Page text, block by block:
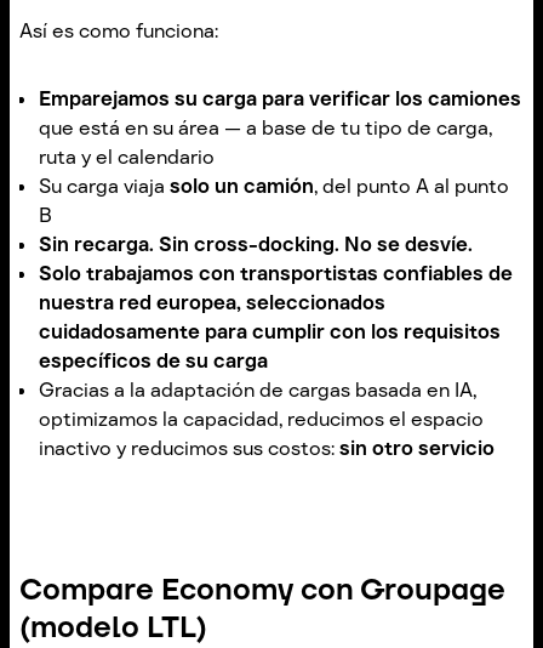
Así es como funciona:
Emparejamos su carga para verificar los camiones
que está en su área — a base de tu tipo de carga,
ruta y el calendario
Su carga viaja solo un camión, del punto A al punto
B
Sin recarga. Sin cross-docking. No se desvíe.
Solo trabajamos con transportistas confiables de
nuestra red europea, seleccionados
cuidadosamente para cumplir con los requisitos
específicos de su carga
Gracias a la adaptación de cargas basada en IA,
optimizamos la capacidad, reducimos el espacio
inactivo y reducimos sus costos:sin otro servicio
Compare Economy con Groupage
(modelo LTL)